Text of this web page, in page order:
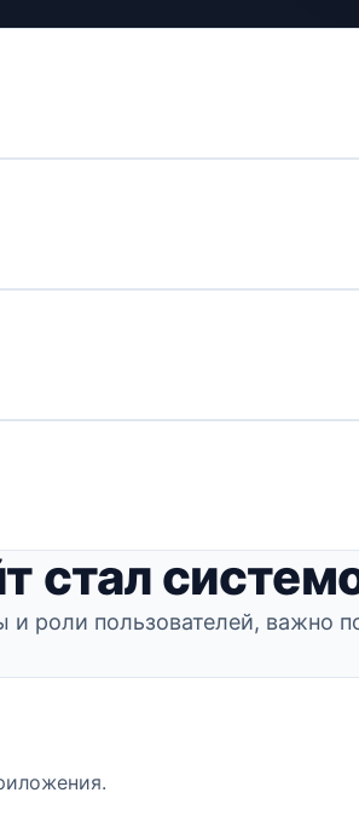
стал
роли пользователей, важно